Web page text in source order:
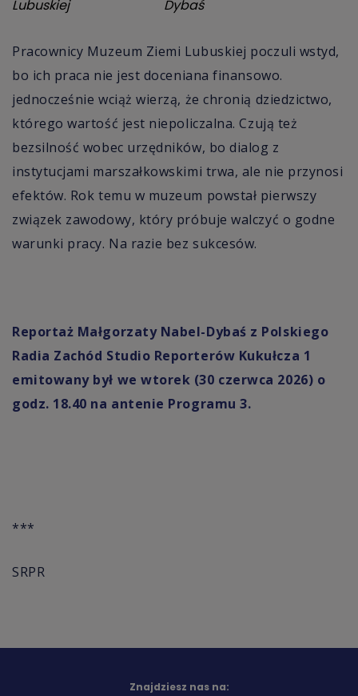
Lubuskiej
Dybaś
Pracownicy Muzeum Ziemi Lubuskiej poczuli wstyd,
bo ich praca nie jest doceniana finansowo.
jednocześnie wciąż wierzą, że chronią dziedzictwo,
którego wartość jest niepoliczalna. Czują też
bezsilność wobec urzędników, bo dialog z
instytucjami marszałkowskimi trwa, ale nie przynosi
efektów. Rok temu w muzeum powstał pierwszy
związek zawodowy, który próbuje walczyć o godne
warunki pracy. Na razie bez sukcesów.
Reportaż Małgorzaty Nabel-Dybaś z Polskiego
Radia Zachód Studio Reporterów Kukułcza 1
emitowany był we wtorek (30 czerwca 2026) o
godz. 18.40 na antenie Programu 3.
***
SRPR
Znajdziesz nas na: